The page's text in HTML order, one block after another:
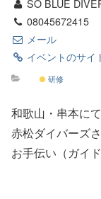
SO BLUE
08045672415
メール
イベントのサ
研修
和歌山・串本にて
赤松ダイバーズ
お手伝い（ガイ